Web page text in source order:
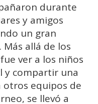
durante
y amigos
un gran
allá de los
ver a los niños
y compartir una
equipos de
se llevó a